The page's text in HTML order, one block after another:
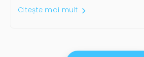
Citește mai mult